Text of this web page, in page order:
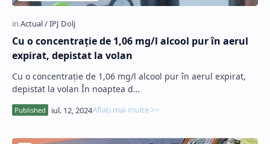
Cu o concentraţie de 1,06 mg/l alcool pur în aerul
expirat, depistat la volan
Cu o concentraţie de 1,06 mg/l alcool pur în aerul expirat,
depistat la volan În noaptea d…